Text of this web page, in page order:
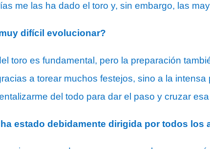
me las ha dado el toro y, sin embargo, las
difícil evolucionar?
toro es fundamental, pero la preparación
a torear muchos festejos, sino a la
del todo para dar el paso y cruzar
estado debidamente dirigida por todos los